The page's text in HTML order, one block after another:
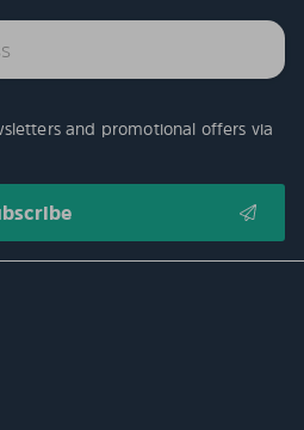
and promotional offers via